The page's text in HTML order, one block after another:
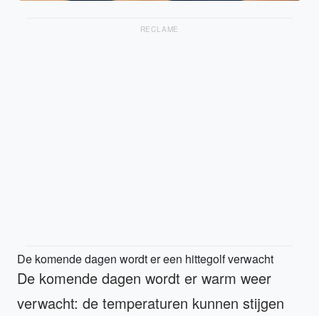
RECLAME
De komende dagen wordt er een hittegolf verwacht
De komende dagen wordt er warm weer
verwacht: de temperaturen kunnen stijgen